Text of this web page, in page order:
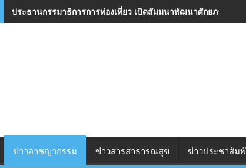
ประธานกรรมาธิการการท่องเที่ยว เปิดสัมมนาพัฒนาศักยภาพอา
ข่าวอาชญากรรม ข่าวสารสาธารณสุข ข่าวประชาสัม